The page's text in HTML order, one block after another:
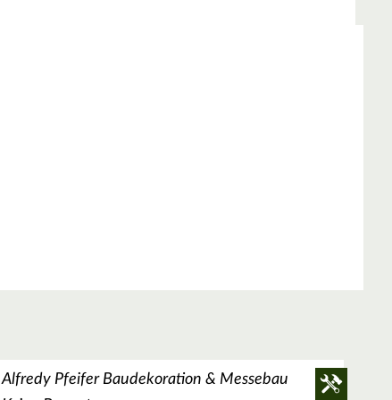
Alfredy Pfeifer Baudekoration & Messebau